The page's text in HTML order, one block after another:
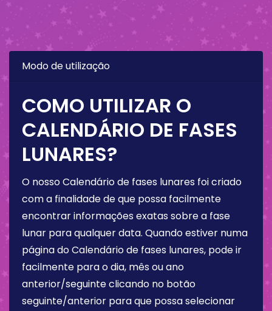
Modo de utilização
COMO UTILIZAR O
CALENDÁRIO DE FASES
LUNARES?
O nosso Calendário de fases lunares foi criado
com a finalidade de que possa facilmente
encontrar informações exatas sobre a fase
lunar para qualquer data. Quando estiver numa
página do Calendário de fases lunares, pode ir
facilmente para o dia, mês ou ano
anterior/seguinte clicando no botão
seguinte/anterior para que possa selecionar